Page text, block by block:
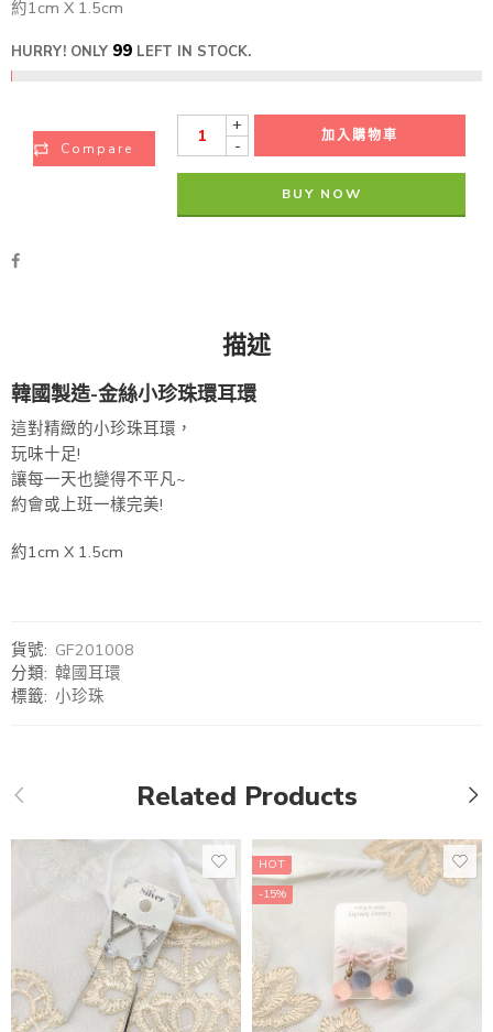
約1cm X 1.5cm
HURRY! ONLY 99 LEFT IN STOCK.
+
-
加入購物車
BUY NOW
Compare
描述
韓國製造-金絲小珍珠環耳環
這對精緻的小珍珠耳環，
玩味十足!
讓每一天也變得不平凡~
約會或上班一樣完美!
約1cm X 1.5cm
貨號: GF201008
分類: 韓國耳環
標籤: 小珍珠
Related Products
HOT
-15%